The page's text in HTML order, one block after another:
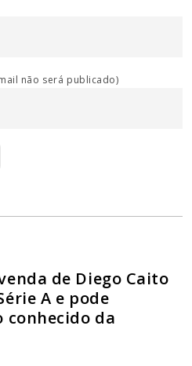
não será publicado)
de Diego Caito
A e pode
da